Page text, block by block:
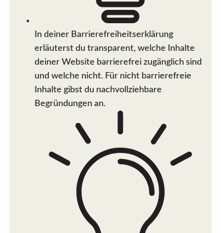
In deiner Barrierefreiheitserklärung
erläuterst du transparent, welche Inhalte
deiner Website barrierefrei zugänglich sind
und welche nicht. Für nicht barrierefreie
Inhalte gibst du nachvollziehbare
Begründungen an.